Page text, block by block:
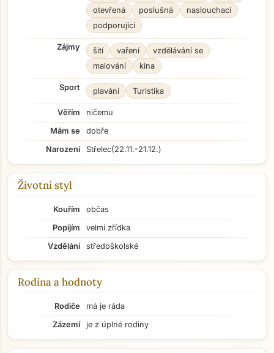
otevřená
poslušná
naslouchací
podporující
Zájmy šití vaření
vzdělávání se
malování
kina
Sport plavání Turistika
Věřím
ničemu
Mám se
dobře
Narození
Střelec(22.11.-21.12.)
Životní styl
Kouřím
občas
Popíjím
velmi zřídka
Vzdělání
středoškolské
Rodina a hodnoty
Rodiče
má je ráda
Zázemí
je z úplné rodiny